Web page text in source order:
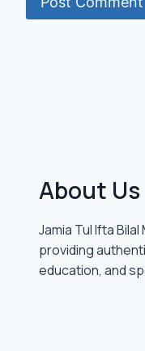
About Us
Jamia Tul Ifta
providing
education, and